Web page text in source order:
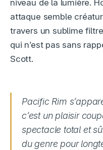
niveau de la lumière.
attaque semble
travers un sublime
qui n’est pas sans
Scott.
Pacific Rim
c’est un plaisir
spectacle total et
du genre pour